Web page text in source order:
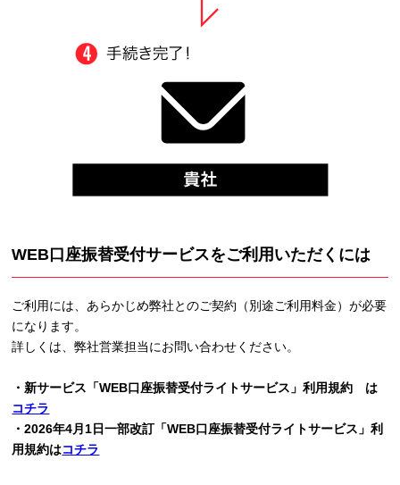
WEB口座振替受付サービスをご利用いただくには
ご利用には、あらかじめ弊社とのご契約（別途ご利用料金）が必要
になります。
詳しくは、弊社営業担当にお問い合わせください。
・新サービス「WEB口座振替受付ライトサービス」利用規約 は
コチラ
・2026年4月1日一部改訂「WEB口座振替受付ライトサービス」利
用規約はコチラ